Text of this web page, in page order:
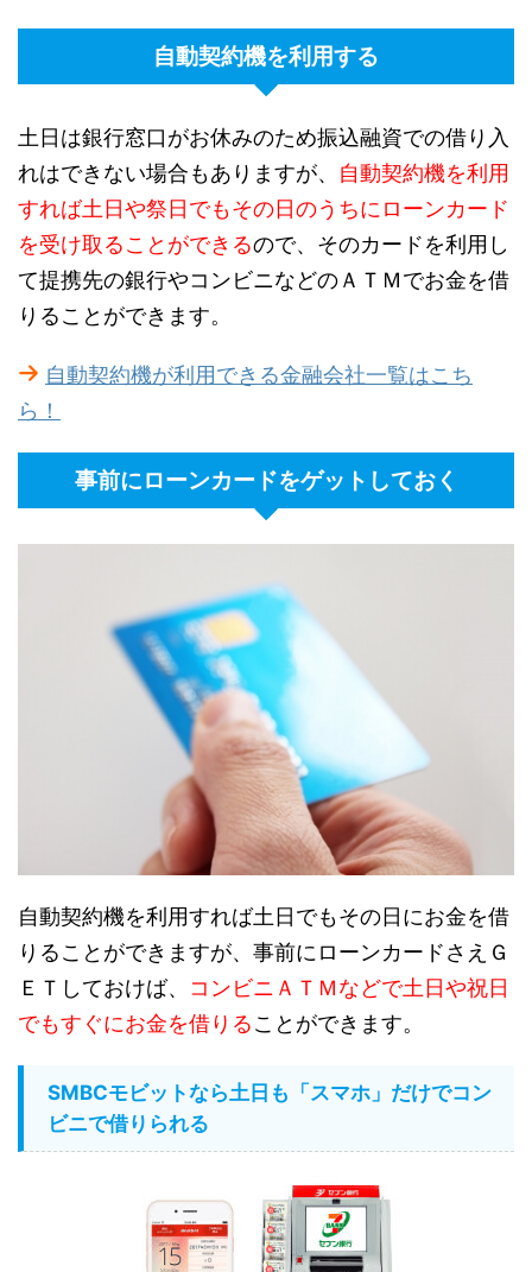
自動契約機を利用する
土日は銀行窓口がお休みのため振込融資での借り入
れはできない場合もありますが、 自動契約機を利用
すれば土日や祭日でもその日のうちにローンカード
を受け取ることができるので、そのカードを利用し
て提携先の銀行やコンビニなどのＡＴＭでお金を借
りることができます。
自動契約機が利用できる金融会社一覧はこち
ら！
事前にローンカードをゲットしておく
自動契約機を利用すれば土日でもその日にお金を借
りることができますが、事前にローンカードさえＧ
ＥＴしておけば、 コンビニＡＴＭなどで土日や祝日
でもすぐにお金を借りることができます。
SMBCモビットなら土日も「スマホ」だけでコン
ビニで借りられる